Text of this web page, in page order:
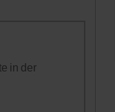
in der